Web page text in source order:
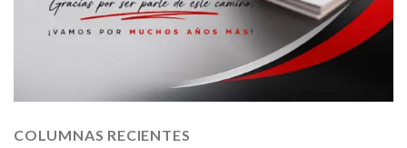
COLUMNAS RECIENTES